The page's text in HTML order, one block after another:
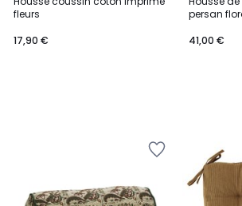
fleurs
17,90 €
persan
41,00 €